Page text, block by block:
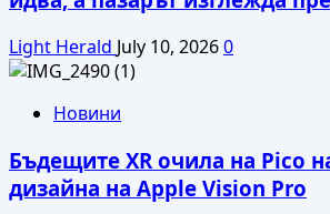
Light Herald July 10, 20260
Новини
Бъдещите XR очила на Pico
дизайна на Apple Vision Pro